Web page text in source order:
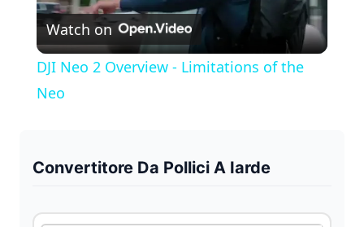
l
Watch on
DJI Neo 2 Overview - Limitations of the
Neo
Convertitore Da Pollici A Iarde